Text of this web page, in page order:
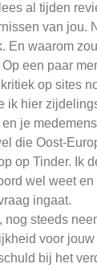
al tijden
van jou.
En waarom
een paar
op sites
ik hier
je
die Oost-
op Tinder. Ik
wel weet
ingaat.
nog steeds
voor
bij het